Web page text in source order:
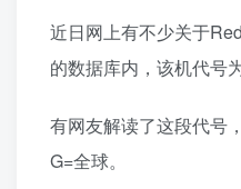
近日网上有不少关于
的数据库内，该机代号
有网友解读了这段代号
G=全球。